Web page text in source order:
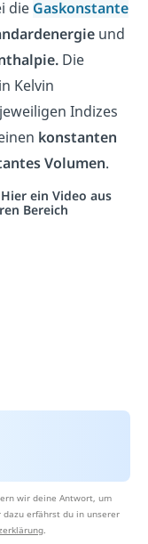
die Gaskonstante
und
Die
Kelvin
Indizes
konstanten
Volumen.
ein Video aus
Bereich
wir deine Antwort, um
dazu erfährst du in unserer
.